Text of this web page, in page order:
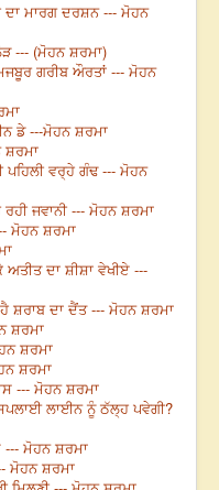
ਮਾਰਗ ਦਰਸ਼ਨ --- ਮੋਹਨ
--- (ਮੋਹਨ ਸ਼ਰਮਾ)
ਗਰੀਬ ਔਰਤਾਂ --- ਮੋਹਨ
ਡੇ ---ਮੋਹਨ ਸ਼ਰਮਾ
ਸ਼ਰਮਾ
ਵਰ੍ਹੇ ਗੰਢ --- ਮੋਹਨ
ਜਵਾਨੀ --- ਮੋਹਨ ਸ਼ਰਮਾ
ਮੋਹਨ ਸ਼ਰਮਾ
ਦਾ ਸ਼ੀਸ਼ਾ ਵੇਖੀਏ ---
ਸ਼ਰਾਬ ਦਾ ਦੈਂਤ --- ਮੋਹਨ ਸ਼ਰਮਾ
ਸ਼ਰਮਾ
ਸ਼ਰਮਾ
ਸ਼ਰਮਾ
--- ਮੋਹਨ ਸ਼ਰਮਾ
ਲਾਈਨ ਨੂੰ ਠੱਲ੍ਹ ਪਵੇਗੀ?
ਮੋਹਨ ਸ਼ਰਮਾ
ਮੋਹਨ ਸ਼ਰਮਾ